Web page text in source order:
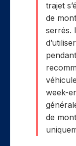
trajet
de
serrés.
week-
de